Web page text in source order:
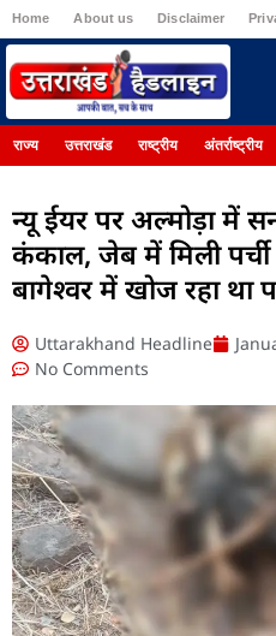
Home About us Disclaimer
राज्य उत्तराखंड राष्ट्रीय अंतर्राष्ट्रीय
न्यू ईयर पर अल्मोड़ा में
कंकाल, जेब में मिली
बागेश्वर में खोज रहा था
Uttarakhand Headline
No Comments